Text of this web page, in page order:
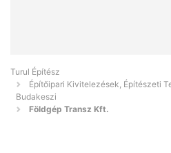
Turul Építész
Építőipari Kivitelezések, Építészeti
Budakeszi
Földgép Transz Kft.